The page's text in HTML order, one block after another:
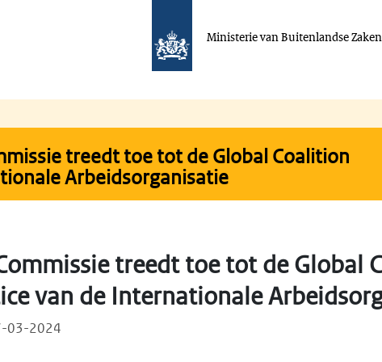
Ministerie van Buitenlandse Zaken
treedt toe tot de Global Coalition
Arbeidsorganisatie
treedt toe tot de Global
van de Internationale
03-2024